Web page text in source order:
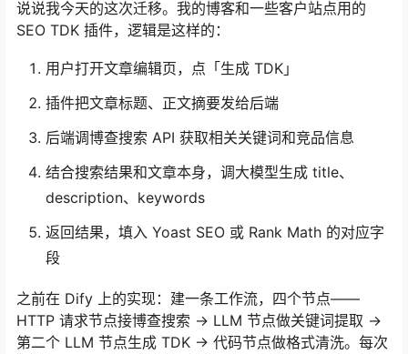
说说我今天的这次迁移。我的博客和一些客户站点用的
SEO TDK 插件，逻辑是这样的：
用户打开文章编辑页，点「生成 TDK」
插件把文章标题、正文摘要发给后端
后端调博查搜索 API 获取相关关键词和竞品信息
结合搜索结果和文章本身，调大模型生成 title、
description、keywords
返回结果，填入 Yoast SEO 或 Rank Math 的对应字
段
之前在 Dify 上的实现：建一条工作流，四个节点——
HTTP 请求节点接博查搜索 → LLM 节点做关键词提取 →
第二个 LLM 节点生成 TDK → 代码节点做格式清洗。每次